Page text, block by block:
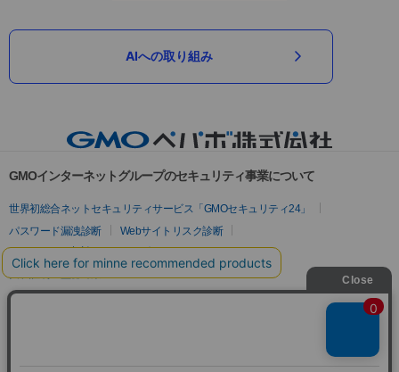
AIへの取り組み
GMOインターネットグループのセキュリティ事業について
世界初総合ネットセキュリティサービス「GMOセキュリティ24」
パスワード漏洩診断
Webサイトリスク診断
セキュリティ相談AIチャットボット
実在証明・盗聴対策
サイバー攻撃対策（GMOサイバーセキュリティ byイエラエ）